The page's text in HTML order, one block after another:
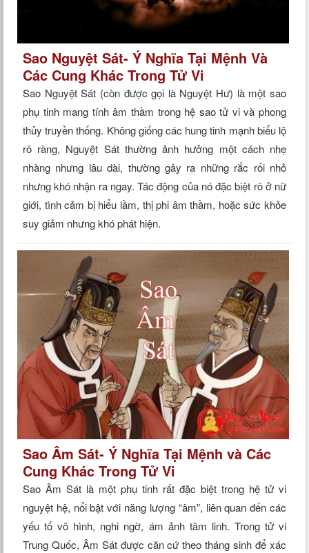
Sao Nguyệt Sát- Ý Nghĩa Tại Mệnh Và
Các Cung Khác Trong Tử Vi
Sao Nguyệt Sát (còn được gọi là Nguyệt Hư) là một sao
phụ tinh mang tính âm thầm trong hệ sao tử vi và phong
thủy truyền thống. Không giống các hung tinh mạnh biểu lộ
rõ ràng, Nguyệt Sát thường ảnh hưởng một cách nhẹ
nhàng nhưng lâu dài, thường gây ra những rắc rối nhỏ
nhưng khó nhận ra ngay. Tác động của nó đặc biệt rõ ở nữ
giới, tình cảm bị hiểu lầm, thị phi âm thầm, hoặc sức khỏe
suy giảm nhưng khó phát hiện.
Sao Âm Sát- Ý Nghĩa Tại Mệnh và Các
Cung Khác Trong Tử Vi
Sao Âm Sát là một phụ tinh rất đặc biệt trong hệ tử vi
nguyệt hệ, nổi bật với năng lượng “âm”, liên quan đến các
yếu tố vô hình, nghi ngờ, ám ảnh tâm linh. Trong tử vi
Trung Quốc, Âm Sát được căn cứ theo tháng sinh để xác